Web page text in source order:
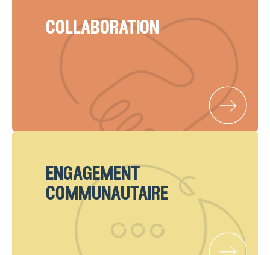
collaboration
engagement
communautaire